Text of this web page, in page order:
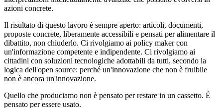
azioni concrete.
Il risultato di questo lavoro è sempre aperto: articoli, documenti,
proposte concrete, liberamente accessibili e pensati per alimentare il
dibattito, non chiuderlo. Ci rivolgiamo ai policy maker con
un'informazione competente e indipendente. Ci rivolgiamo ai
cittadini con soluzioni tecnologiche adottabili da tutti, secondo la
logica dell'open source: perché un'innovazione che non è fruibile
non è ancora un'innovazione.
Quello che produciamo non è pensato per restare in un cassetto. È
pensato per essere usato.